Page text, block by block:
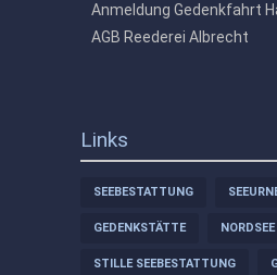
Anmeldung Gedenkfahrt
AGB Reederei Albrecht
Links
SEEBESTATTUNG
GEDENKSTÄTTE NORDSEE
STILLE SEEBESTATTUNG